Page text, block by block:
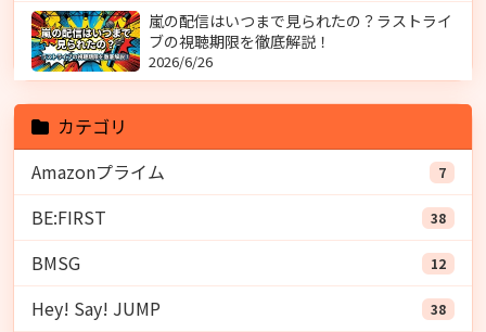
嵐の配信はいつまで見られたの？ラストライ
ブの視聴期限を徹底解説！
2026/6/26
カテゴリ
Amazonプライム
7
BE:FIRST 38
BMSG 12
Hey! Say! JUMP 38